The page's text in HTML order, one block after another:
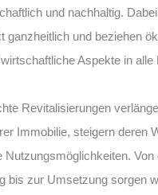
und nachhaltig.
ganzheitlich und beziehen
Aspekte in alle
Revitalisierungen
Immobilie, steigern deren
Nutzungsmöglichkeiten. Von
bis zur Umsetzung sorgen